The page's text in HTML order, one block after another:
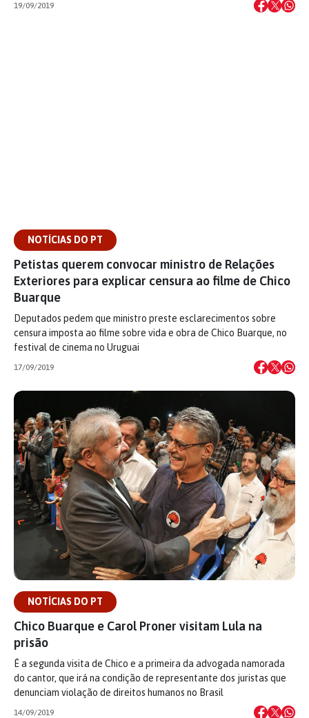
19/09/2019
NOTÍCIAS DO PT
Petistas querem convocar ministro de Relações
Exteriores para explicar censura ao filme de Chico
Buarque
Deputados pedem que ministro preste esclarecimentos sobre
censura imposta ao filme sobre vida e obra de Chico Buarque, no
festival de cinema no Uruguai
17/09/2019
NOTÍCIAS DO PT
Chico Buarque e Carol Proner visitam Lula na
prisão
É a segunda visita de Chico e a primeira da advogada namorada
do cantor, que irá na condição de representante dos juristas que
denunciam violação de direitos humanos no Brasil
14/09/2019